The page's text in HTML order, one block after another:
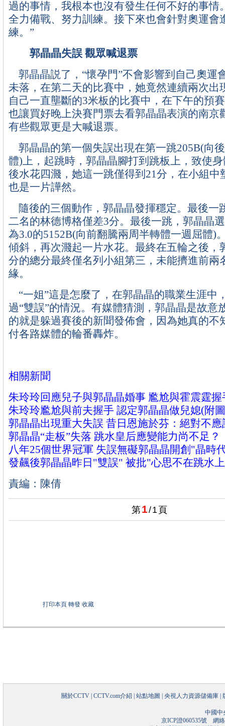
過的事情，我根本也沒有發生任何不好的事情
全力備戰、努力訓練。接下來也會針對奧運會
練。”
郭晶晶失誤 觀眾喊退票
郭晶晶説了，“懷孕門”不會影響到自己奧運
未落，在第二天的比賽中，她竟然連續兩次出
自己一直壟斷的3米板的比賽中，在下午的預
也讓買好晚上決賽門票去看郭晶晶表演的南京
有些觀眾更是大喊退票。
郭晶晶的第一個失誤出現在第一跳205B(向
體)上，起跳時，郭晶晶腳打到跳板上，致使
後水花四濺，她這一跳僅得到21分，在小組中
也是一片譁然。
隨後的三個動作，郭晶晶發揮穩定。最後一
二名的林德博格僅差3分。最後一跳，郭晶晶
為3.0的5152B(向前翻騰兩周半轉體一週屈體)
傾斜，再次濺起一片水花。最終在五輪之後，
分的總分最終僅名列小組第三，未能擠進前兩
緣。
“一姐”這是怎麼了，在郭晶晶的職業生涯中
過“雙誤”的情況。有媒體猜測，郭晶晶是故意
的就是躲過賽後的新聞發佈會，因為她真的不
付各路媒體的輪番轟炸。
相關新聞
朱玲玲回應兒子與郭晶晶婚事 尷尬與霍震霆握
朱玲玲尷尬與前夫握手 認定郭晶晶做兒媳(附
郭晶晶出現重大失誤 昔日恩施於芬：絕對不應
郭晶晶“走板”失落 跳水皇后應變能力尚不足？
八年25個世界冠軍 失誤無礙郭晶晶開創"晶時
發飆後郭晶晶昨日"雙誤" 被批"心思不在跳水
責編：陳倩
第1/1頁
打印本頁 轉發 收藏
關於CCTV CCTV.com介紹 站點地圖 央視人力資源儲備庫
中國中
京ICP證060535號網絡